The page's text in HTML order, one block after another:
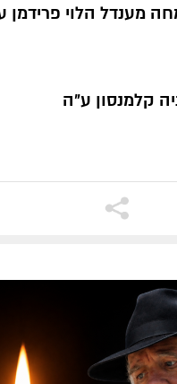
מענדל הלוי פרידמן
קלמנסון ע״ה